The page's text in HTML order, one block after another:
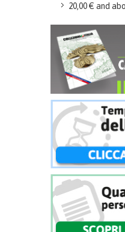
20,00 € and